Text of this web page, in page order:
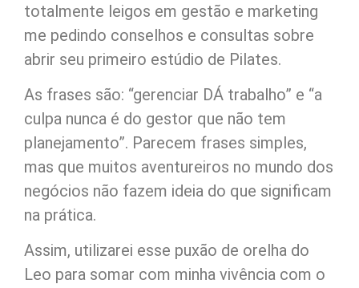
totalmente leigos em gestão e marketing
me pedindo conselhos e consultas sobre
abrir seu primeiro estúdio de Pilates.
As frases são: “gerenciar DÁ trabalho” e “a
culpa nunca é do gestor que não tem
planejamento”. Parecem frases simples,
mas que muitos aventureiros no mundo dos
negócios não fazem ideia do que significam
na prática.
Assim, utilizarei esse puxão de orelha do
Leo para somar com minha vivência com o